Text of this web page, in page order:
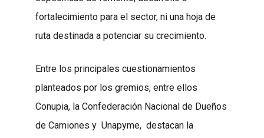
fortalecimiento para el sector, ni una hoja de
ruta destinada a potenciar su crecimiento.
Entre los principales cuestionamientos
planteados por los gremios, entre ellos
Conupia, la Confederación Nacional de Dueños
de Camiones y Unapyme, destacan la